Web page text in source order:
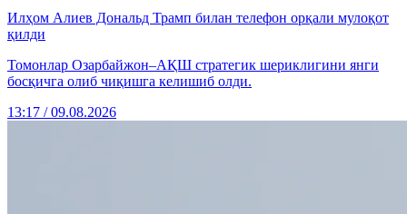
Илҳом Алиев Дональд Трамп билан телефон орқали мулоқот
қилди
Томонлар Озарбайжон–АҚШ стратегик шериклигини янги
босқичга олиб чиқишга келишиб олди.
13:17 / 09.08.2026